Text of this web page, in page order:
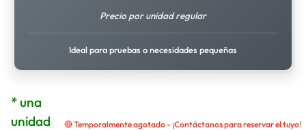
Precio por unidad regular
Ideal para pruebas o necesidades pequeñas
* una
unidad
🔴 Temporalmente agotado - ¡Contáctanos para reservar el tuyo!